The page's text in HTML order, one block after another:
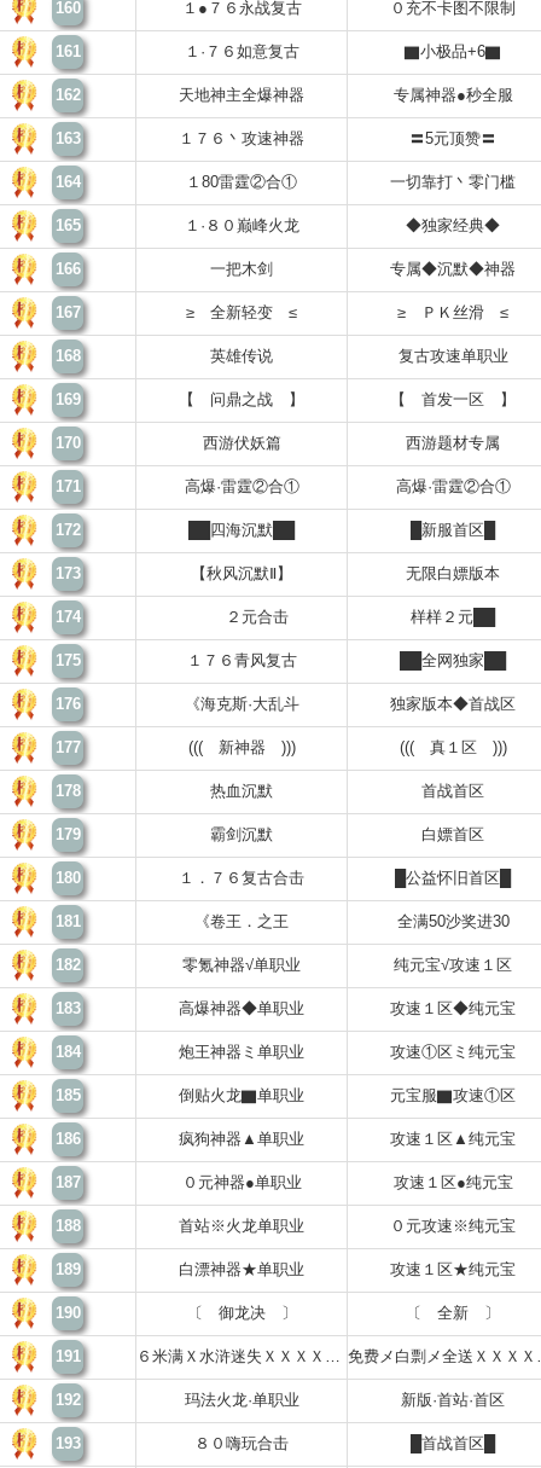
160 １●７６永战复古 ０充不卡图不限制
161 １·７６如意复古 ▇小极品+6▇
162 天地神主全爆神器 专属神器●秒全服
163 １７６丶攻速神器 〓5元顶赞〓
164 １80雷霆②合① 一切靠打丶零门槛
165 １·８０巅峰火龙 ◆独家经典◆
166 一把木剑 专属◆沉默◆神器
167 ≥ 全新轻变 ≤ ≥ ＰＫ丝滑 ≤
168 英雄传说 复古攻速单职业
169 【 问鼎之战 】 【 首发一区 】
170 西游伏妖篇 西游题材专属
171 高爆·雷霆②合① 高爆·雷霆②合①
172 ██四海沉默██ █新服首区█
173 【秋风沉默Ⅱ】 无限白嫖版本
174 ２元合击 样样２元██
175 １７６青风复古 ██全网独家██
176 《海克斯·大乱斗 独家版本◆首战区
177 ((( 新神器 ))) ((( 真１区 )))
178 热血沉默 首战首区
179 霸剑沉默 白嫖首区
180 １．７６复古合击 █公益怀旧首区█
181 《卷王．之王 全满50沙奖进30
182 零氪神器√单职业 纯元宝√攻速１区
183 高爆神器◆单职业 攻速１区◆纯元宝
184 炮王神器ミ单职业 攻速①区ミ纯元宝
185 倒贴火龙▇单职业 元宝服▇攻速①区
186 疯狗神器▲单职业 攻速１区▲纯元宝
187 ０元神器●单职业 攻速１区●纯元宝
188 首站※火龙单职业 ０元攻速※纯元宝
189 白漂神器★单职业 攻速１区★纯元宝
190 〔 御龙决 〕 〔 全新 〕
191 ６米满Ｘ水浒迷失ＸＸＸＸＸＸＸＸＸ 免费
192 玛法火龙·单职业 新版·首站·首区
193 ８０嗨玩合击 █首战首区█